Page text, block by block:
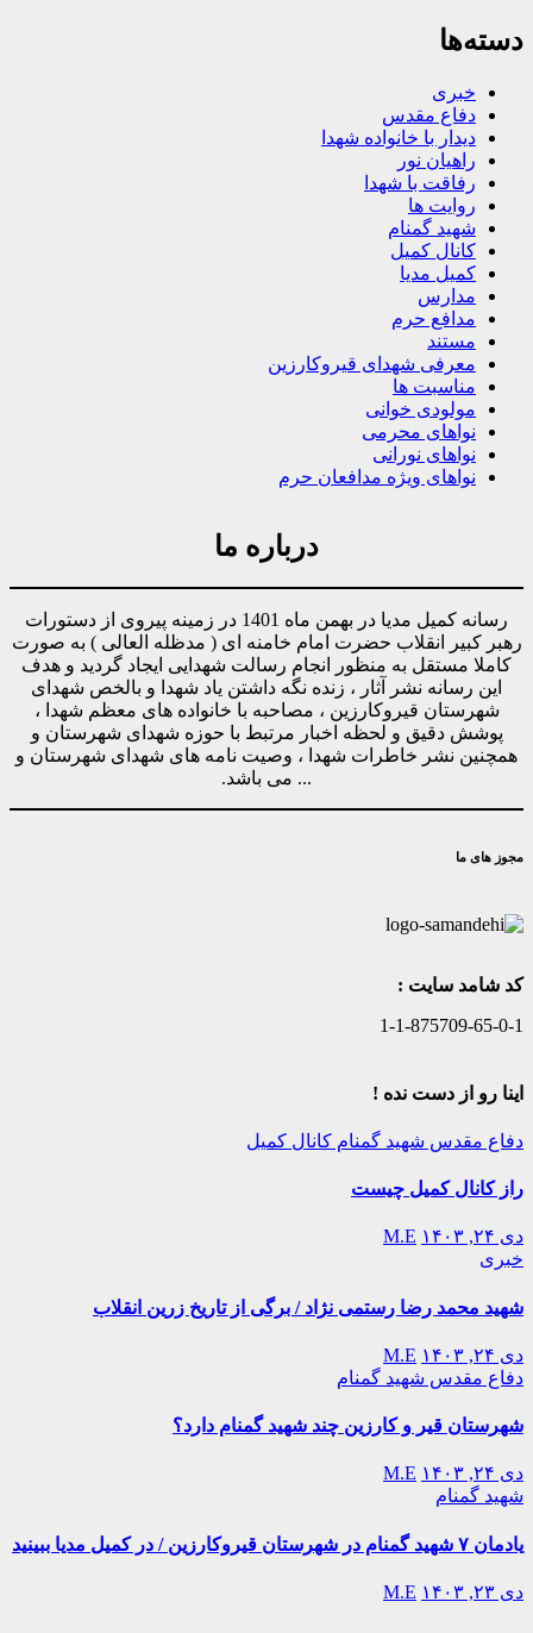
دسته‌ها
خبری
دفاع مقدس
دیدار با خانواده شهدا
راهیان نور
رفاقت با شهدا
روایت ها
شهید گمنام
کانال کمیل
کمیل مدیا
مدارس
مدافع حرم
مستند
معرفی شهدای قیروکارزین
مناسبت ها
مولودی خوانی
نواهای محرمی
نواهای نورانی
نواهای ویژه مدافعان حرم
درباره ما
رسانه کمیل مدیا در بهمن ماه 1401 در زمینه پیروی از دستورات
رهبر کبیر انقلاب حضرت امام خامنه ای ( مدظله العالی ) به صورت
کاملا مستقل به منظور انجام رسالت شهدایی ایجاد گردید و هدف
این رسانه نشر آثار ، زنده نگه داشتن یاد شهدا و بالخص شهدای
شهرستان قیروکارزین ، مصاحبه با خانواده های معظم شهدا ،
پوشش دقیق و لحظه اخبار مرتبط با حوزه شهدای شهرستان و
همچنین نشر خاطرات شهدا ، وصیت نامه های شهدای شهرستان و
... می باشد.
مجوز های ما
کد شامد سایت :
1-1-875709-65-0-1
اینا رو از دست نده !
دفاع مقدس شهید گمنام کانال کمیل
راز کانال کمیل چیست
دی ۲۴, ۱۴۰۳
M.E
خبری
شهید محمد رضا رستمی نژاد / برگی از تاریخ زرین انقلاب
دی ۲۴, ۱۴۰۳
M.E
دفاع مقدس شهید گمنام
شهرستان قیر و کارزین چند شهید گمنام دارد؟
دی ۲۴, ۱۴۰۳
M.E
شهید گمنام
یادمان ۷ شهید گمنام در شهرستان قیروکارزین / در کمیل مدیا ببینید
دی ۲۳, ۱۴۰۳ M.E